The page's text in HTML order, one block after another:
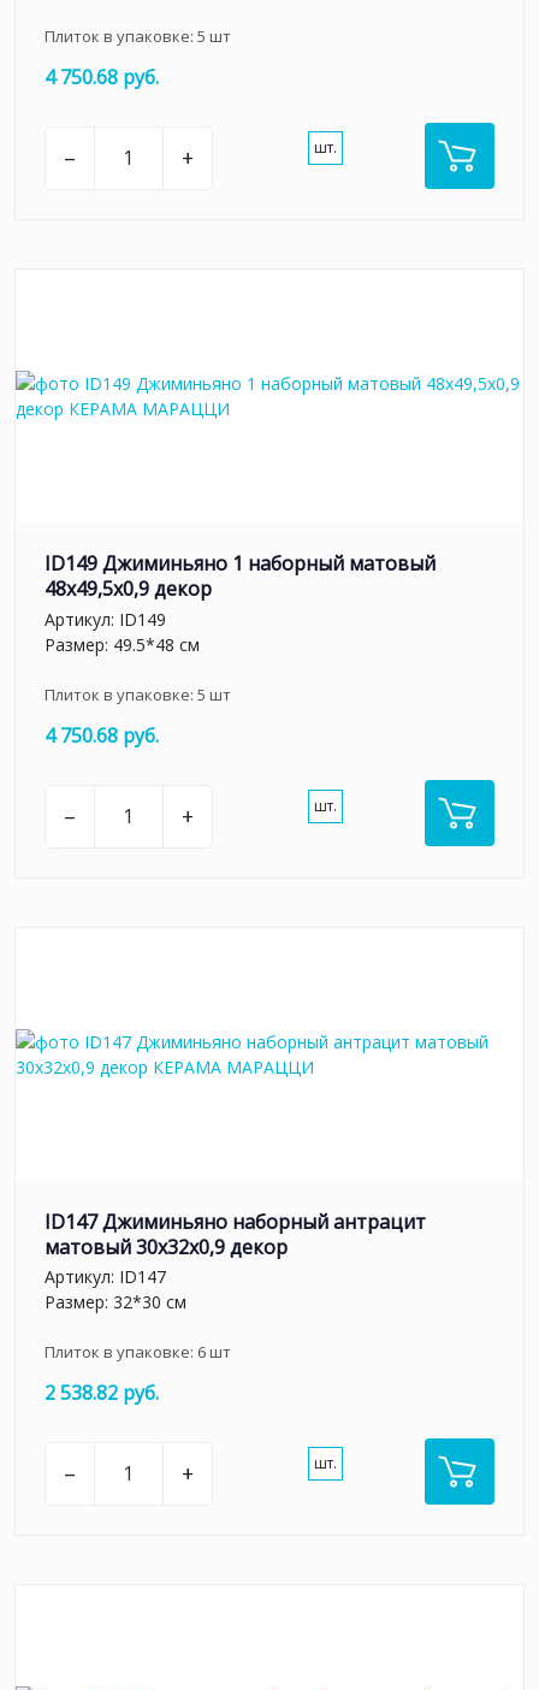
Плиток в упаковке: 5 шт
4 750.68 руб.
– + шт.
ID149 Джиминьяно 1 наборный матовый
48x49,5x0,9 декор
Артикул: ID149
Размер: 49.5*48 см
Плиток в упаковке: 5 шт
4 750.68 руб.
– + шт.
ID147 Джиминьяно наборный антрацит
матовый 30x32x0,9 декор
Артикул: ID147
Размер: 32*30 см
Плиток в упаковке: 6шт
2 538.82 руб.
– + шт.